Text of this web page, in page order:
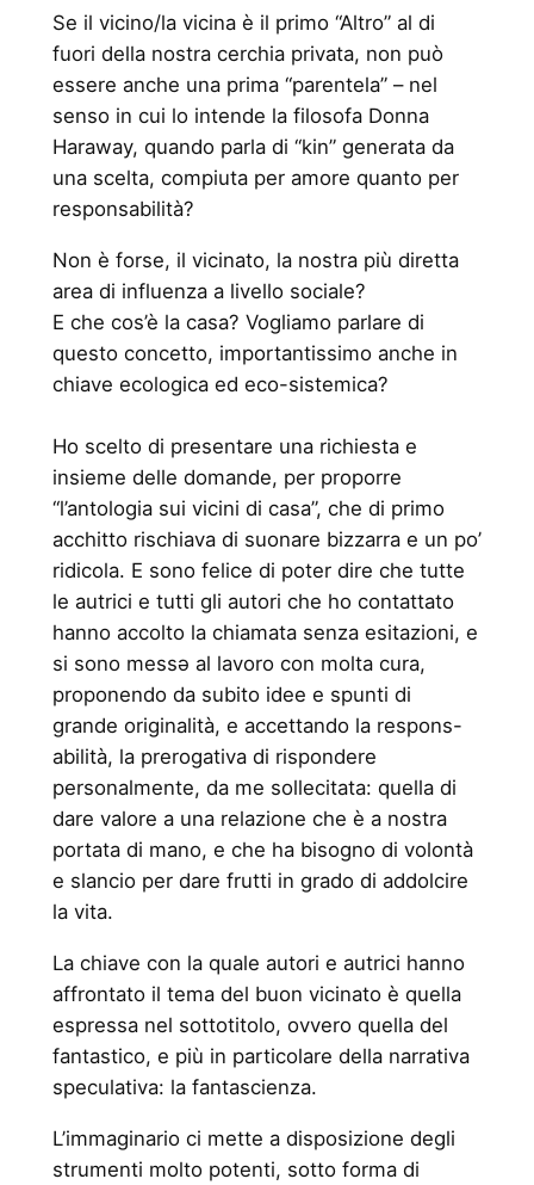
Se il vicino/la vicina è il primo “Altro” al di
fuori della nostra cerchia privata, non può
essere anche una prima “parentela” – nel
senso in cui lo intende la filosofa Donna
Haraway, quando parla di “kin” generata da
una scelta, compiuta per amore quanto per
responsabilità?
Non è forse, il vicinato, la nostra più diretta
area di influenza a livello sociale?
E che cos’è la casa? Vogliamo parlare di
questo concetto, importantissimo anche in
chiave ecologica ed eco-sistemica?
Ho scelto di presentare una richiesta e
insieme delle domande, per proporre
“l’antologia sui vicini di casa”, che di primo
acchitto rischiava di suonare bizzarra e un po’
ridicola. E sono felice di poter dire che tutte
le autrici e tutti gli autori che ho contattato
hanno accolto la chiamata senza esitazioni, e
si sono messə al lavoro con molta cura,
proponendo da subito idee e spunti di
grande originalità, e accettando la respons-
abilità, la prerogativa di rispondere
personalmente, da me sollecitata: quella di
dare valore a una relazione che è a nostra
portata di mano, e che ha bisogno di volontà
e slancio per dare frutti in grado di addolcire
la vita.
La chiave con la quale autori e autrici hanno
affrontato il tema del buon vicinato è quella
espressa nel sottotitolo, ovvero quella del
fantastico, e più in particolare della narrativa
speculativa: la fantascienza.
L’immaginario ci mette a disposizione degli
strumenti molto potenti, sotto forma di